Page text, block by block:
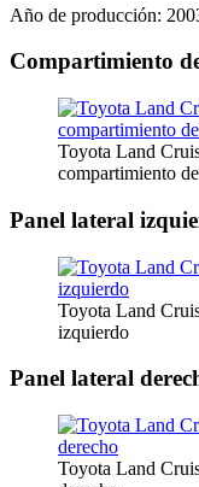
Año de producción:
Compartimiento
Toyota Land
compartimiento
Panel lateral
Toyota Land
izquierdo
Panel lateral
Toyota Land